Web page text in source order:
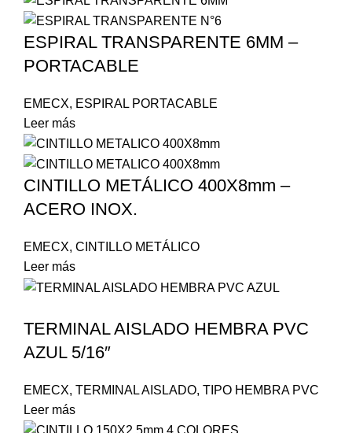
ESPIRAL TRANSPARENTE 6MM –
PORTACABLE
EMECX, ESPIRAL PORTACABLE
Leer más
CINTILLO METÁLICO 400X8mm –
ACERO INOX.
EMECX, CINTILLO METÁLICO
Leer más
TERMINAL AISLADO HEMBRA PVC
AZUL 5/16″
EMECX, TERMINAL AISLADO, TIPO HEMBRA PVC
Leer más